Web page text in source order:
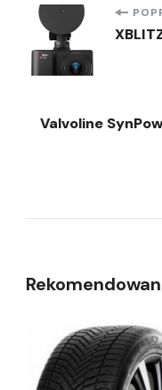
wpisu
Valvoline